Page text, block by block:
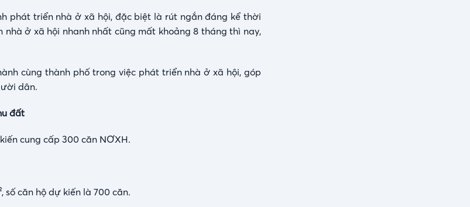
phát triển nhà ở xã hội, đặc biệt là rút ngắn đáng kể thời
ở xã hội nhanh nhất cũng mất khoảng 8 tháng thì nay,
cùng thành phố trong việc phát triển nhà ở xã hội, góp
dân.
đất
cung cấp 300 căn NƠXH.
số căn hộ dự kiến là 700 căn.